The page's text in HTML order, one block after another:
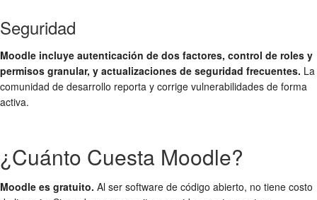
Seguridad
Moodle incluye autenticación de dos factores, control de roles y
permisos granular, y actualizaciones de seguridad frecuentes. La
comunidad de desarrollo reporta y corrige vulnerabilidades de forma
activa.
¿Cuánto Cuesta Moodle?
Moodle es gratuito. Al ser software de código abierto, no tiene costo